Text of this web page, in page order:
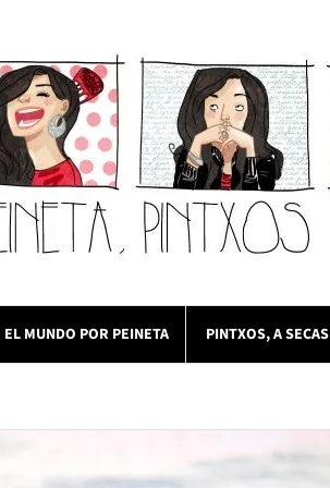
EL MUNDO POR PEINETA PINTXOS, A SECAS